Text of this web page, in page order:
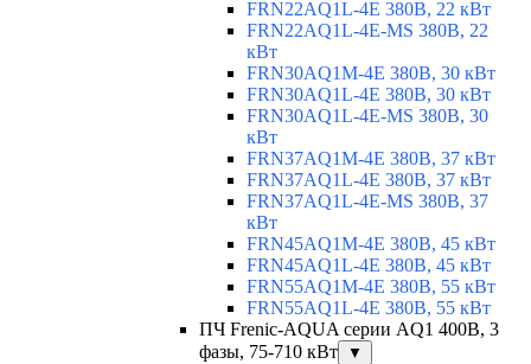
FRN22AQ1L-4E 380В, 22 кВт
FRN22AQ1L-4E-MS 380В, 22
кВт
FRN30AQ1M-4E 380В, 30 кВт
FRN30AQ1L-4E 380В, 30 кВт
FRN30AQ1L-4E-MS 380В, 30
кВт
FRN37AQ1M-4E 380В, 37 кВт
FRN37AQ1L-4E 380В, 37 кВт
FRN37AQ1L-4E-MS 380В, 37
кВт
FRN45AQ1M-4E 380В, 45 кВт
FRN45AQ1L-4E 380В, 45 кВт
FRN55AQ1M-4E 380В, 55 кВт
FRN55AQ1L-4E 380В, 55 кВт
ПЧ Frenic-AQUA серии AQ1 400В, 3
фазы, 75-710 кВт
▼